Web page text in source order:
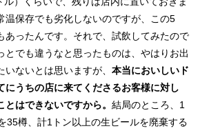
温保存でも劣化しないのですが、この5
あったんです。それで、試飲してみたので
とでも違うなと思ったものは、やはりお出
いないとは思いますが、 本当においしいド
にうちの店に来てくださるお客様に対し
はできないですから。 結局のところ、1
35樽、計1トン以上の生ビールを廃棄する